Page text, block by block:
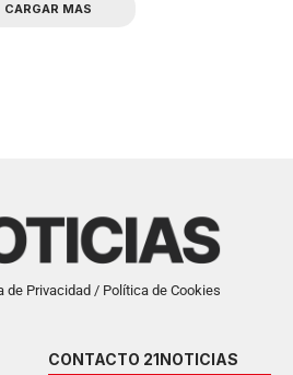
CARGAR MAS
de Privacidad / Política de Cookies
CONTACTO 21NOTICIAS